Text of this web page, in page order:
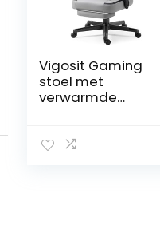
Vigosit Gaming
stoel met
verwarmde
ergonomische